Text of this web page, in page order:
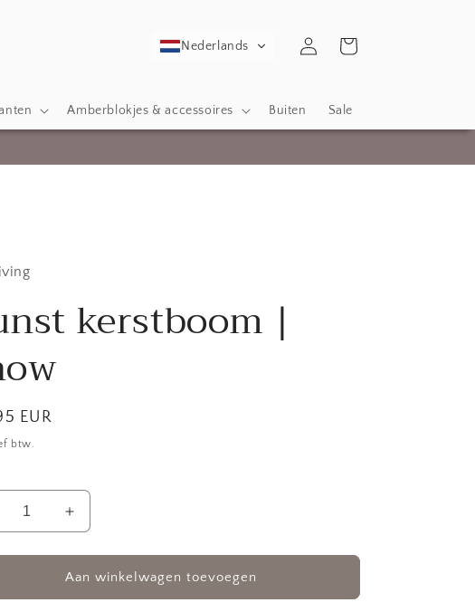
Amberblokjes & accessoires Buiten Sale
Nederlands InloggenWinkelwagen
kerstboom |
EUR
btw.
Aantal
verhogen
voor
Kunst
kerstboom
Aan winkelwagen toevoegen